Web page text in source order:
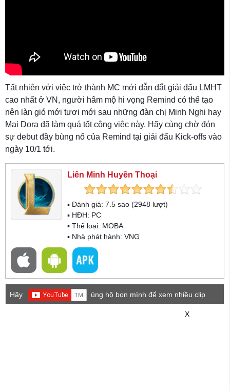
Tất nhiên với việc trở thành MC mới dẫn dắt giải đấu LMHT
cao nhất ở VN, người hâm mộ hi vọng Remind có thể tạo
nên làn gió mới tươi mới sau những đàn chị Minh Nghi hay
Mai Dora đã làm quá tốt công việc này. Hãy cùng chờ đón
sự debut đầy bùng nổ của Remind tại giải đấu Kick-offs vào
ngày 10/1 tới.
Liên Minh Huyền Thoại
▪ Đánh giá: 7.5 sao (2948 lượt)
▪ HĐH: PC
▪ Thể loại: MOBA
▪ Nhà phát hành: VNG
Hãy
ủng hộ bọn mình để xem nhiều clip
X